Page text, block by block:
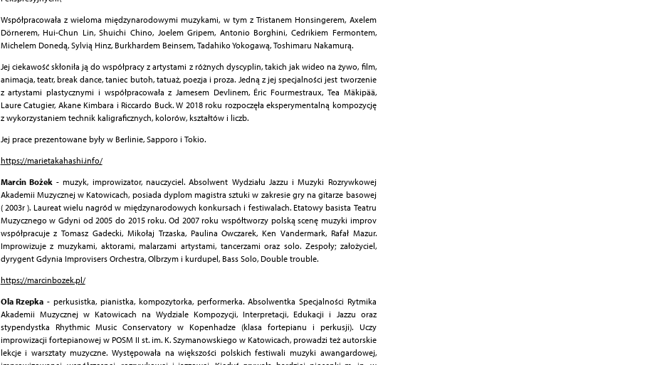
Współpracowała z wieloma międzynarodowymi muzykami, w tym z Tristanem Honsingerem, Axelem
Dörnerem, Hui-Chun Lin, Shuichi Chino, Joelem Gripem, Antonio Borghini, Cedrikiem Fermontem,
Michelem Donedą, Sylvią Hinz, Burkhardem Beinsem, Tadahiko Yokogawą, Toshimaru Nakamurą.
Jej ciekawość skłoniła ją do współpracy z artystami z różnych dyscyplin, takich jak wideo na żywo, film,
animacja, teatr, break dance, taniec butoh, tatuaż, poezja i proza. Jedną z jej specjalności jest tworzenie
z artystami plastycznymi i współpracowała z Jamesem Devlinem, Éric Fourmestraux, Tea Mäkipää,
Laure Catugier, Akane Kimbara i Riccardo Buck. W 2018 roku rozpoczęła eksperymentalną kompozycję
z wykorzystaniem technik kaligraficznych, kolorów, kształtów i liczb.
Jej prace prezentowane były w Berlinie, Sapporo i Tokio.
https://marietakahashi.info/
Marcin Bożek- muzyk, improwizator, nauczyciel. Absolwent Wydziału Jazzu i Muzyki Rozrywkowej
Akademii Muzycznej w Katowicach, posiada dyplom magistra sztuki w zakresie gry na gitarze basowej
( 2003r ). Laureat wielu nagród w międzynarodowych konkursach i festiwalach. Etatowy basista Teatru
Muzycznego w Gdyni od 2005 do 2015 roku. Od 2007 roku współtworzy polską scenę muzyki improv
współpracuje z Tomasz Gadecki, Mikołaj Trzaska, Paulina Owczarek, Ken Vandermark, Rafał Mazur.
Improwizuje z muzykami, aktorami, malarzami artystami, tancerzami oraz solo. Zespoły; założyciel,
dyrygent Gdynia Improvisers Orchestra, Olbrzym i kurdupel, Bass Solo, Double trouble.
https://marcinbozek.pl/
Ola Rzepka - perkusistka, pianistka, kompozytorka, performerka. Absolwentka Specjalności Rytmika
Akademii Muzycznej w Katowicach na Wydziale Kompozycji, Interpretacji, Edukacji i Jazzu oraz
stypendystka Rhythmic Music Conservatory w Kopenhadze (klasa fortepianu i perkusji). Uczy
improwizacji fortepianowej w POSM II st. im. K. Szymanowskiego w Katowicach, prowadzi też autorskie
lekcje i warsztaty muzyczne. Występowała na większości polskich festiwali muzyki awangardowej,